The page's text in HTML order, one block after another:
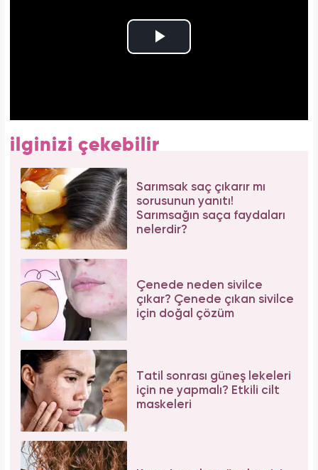
ilginizi çekebilir
Sarımsak saç çıkarır mı
sorusunun yanıtı!
Sarımsağın saça faydaları
nelerdir?
Çenede neden sivilce
çıkar? Çenede çıkan sivilce
için doğal çözüm
Tatil sonrası güneş lekeleri
için ne yapmalı? Etkili cilt
maskeleri